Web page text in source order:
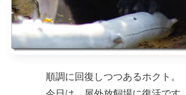
順調に回復しつつあるホクト。